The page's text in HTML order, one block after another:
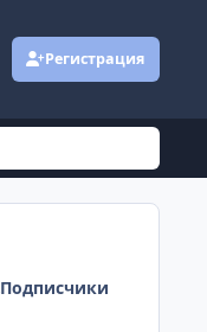
Регистрация
Подписчики